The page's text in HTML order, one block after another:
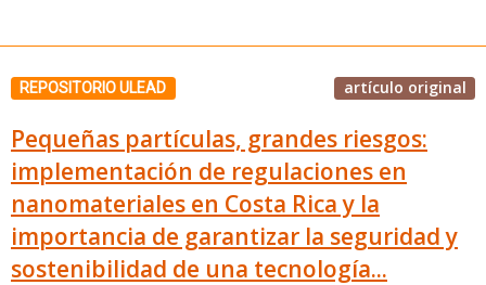
REPOSITORIO ULEAD artículo original
Pequeñas partículas, grandes riesgos:
implementación de regulaciones en
nanomateriales en Costa Rica y la
importancia de garantizar la seguridad y
sostenibilidad de una tecnología...